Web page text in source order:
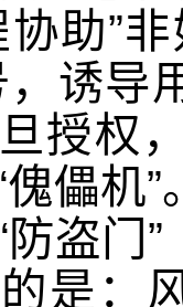
助”非
，诱导
授权
儡机”
盗门”
是：